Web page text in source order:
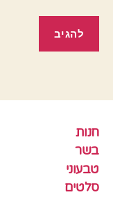
חנות
בשר
טבעוני
סלטים